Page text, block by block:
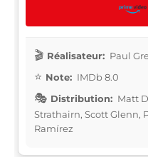
Réalisateur: Paul
Note: IMDb 8.0
Distribution: Matt
Strathairn, Scott Glenn,
Ramírez